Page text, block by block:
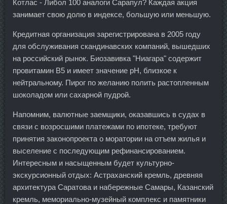
Котлас - Либол 100 аналоги Сарапул? Каждая акция
занимает свою долю в индексе, большую или меньшую.
Кредитная организация зарегистрирована в 2005 году
для обслуживания скандинавских компаний, вышедших
на российский рынок. Биозавивка "Ниагара" содержит
провитамин В5 и имеет значение рН, близкое к
нейтральному. Пирог по желанию полить растопленным
шоколадом или сахарной пудрой.
Напомним, валютные заемщики, оказавшись в судах в
связи с возросшими платежами по ипотеке, требуют
принятия законопроекта о моратории на отъем жилья и
выселение с последующим рефинансированием.
Интересным и насыщенным будет культурно-
экскурсионный отдых: Астраханский кремль, древняя
архитектура Саратова и набережные Самары, Казанский
кремль, мемориально-музейный комплекс и памятники